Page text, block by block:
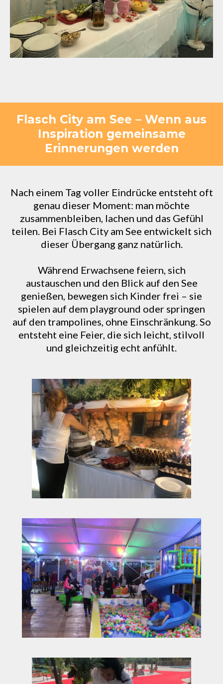
Flasch City am See – Wenn aus
Inspiration gemeinsame
Erinnerungen werden
Nach einem Tag voller Eindrücke entsteht oft
genau dieser Moment: man möchte
zusammenbleiben, lachen und das Gefühl
teilen. Bei Flasch City am See entwickelt sich
dieser Übergang ganz natürlich.
Während Erwachsene feiern, sich
austauschen und den Blick auf den See
genießen, bewegen sich Kinder frei – sie
spielen auf dem playground oder springen
auf den trampolines, ohne Einschränkung. So
entsteht eine Feier, die sich leicht, stilvoll
und gleichzeitig echt anfühlt.